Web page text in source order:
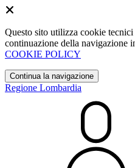
Questo sito utilizza cookie
continuazione della navigazione
COOKIE POLICY
Continua la navigazione
Regione Lombardia